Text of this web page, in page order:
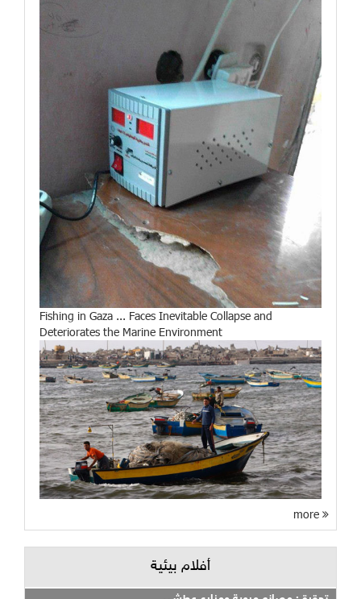
Fishing in Gaza ... Faces Inevitable Collapse and
Deteriorates the Marine Environment
أفلام بيئية